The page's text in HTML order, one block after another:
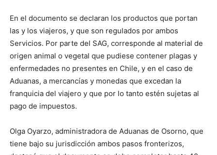
En el documento se declaran los productos que portan
las y los viajeros, y que son regulados por ambos
Servicios. Por parte del SAG, corresponde al material de
origen animal o vegetal que pudiese contener plagas y
enfermedades no presentes en Chile, y en el caso de
Aduanas, a mercancías y monedas que excedan la
franquicia del viajero y que por lo tanto estén sujetas al
pago de impuestos.
Olga Oyarzo, administradora de Aduanas de Osorno, que
tiene bajo su jurisdicción ambos pasos fronterizos,